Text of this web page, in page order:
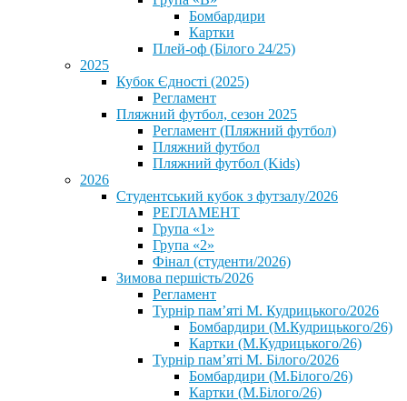
Бомбардири
Картки
Плей-оф (Білого 24/25)
2025
Кубок Єдності (2025)
Регламент
Пляжний футбол, сезон 2025
Регламент (Пляжний футбол)
Пляжний футбол
Пляжний футбол (Kids)
2026
Студентський кубок з футзалу/2026
РЕГЛАМЕНТ
Група «1»
Група «2»
Фінал (студенти/2026)
⁨Зимова першість/2026⁩
Регламент
Турнір пам’яті М. Кудрицького/2026
Бомбардири (М.Кудрицького/26)
Картки (М.Кудрицького/26)
Турнір пам’яті М. Білого/2026
Бомбардири (М.Білого/26)
Картки (М.Білого/26)